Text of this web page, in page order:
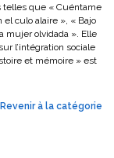
telles que « Cuéntame
el culo alaire », « Bajo
mujer olvidada ». Elle
l’intégration sociale
et mémoire » est
Revenir à la catégorie